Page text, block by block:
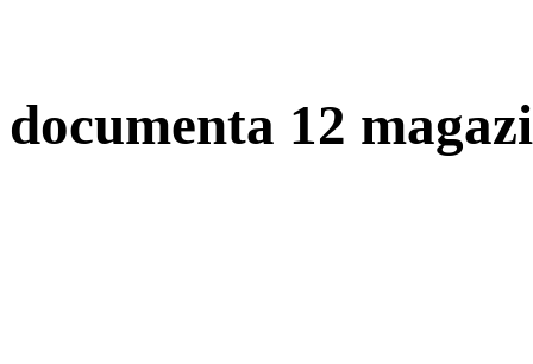
documenta 12